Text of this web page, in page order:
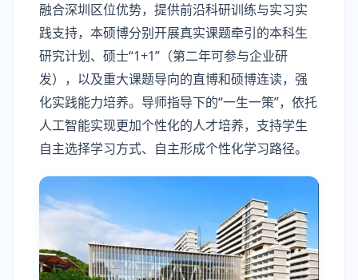
融合深圳区位优势，提供前沿科研训练与实习实
践支持，本硕博分别开展真实课题牵引的本科生
研究计划、硕士“1+1”（第二年可参与企业研
发），以及重大课题导向的直博和硕博连读，强
化实践能力培养。导师指导下的“一生一策”，依托
人工智能实现更加个性化的人才培养，支持学生
自主选择学习方式、自主形成个性化学习路径。